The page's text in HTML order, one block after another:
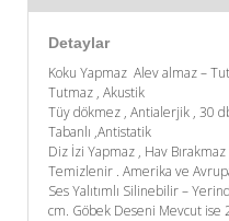
Detaylar
Koku Yapmaz Alev almaz –
Tutmaz , Akustik
Tüy dökmez , Antialerjik , 30
Tabanlı ,Antistatik
Diz İzi Yapmaz , Hav
Temizlenir . Amerika ve
Ses Yalıtımlı Silinebilir –
cm. Göbek Deseni Mevcut ise